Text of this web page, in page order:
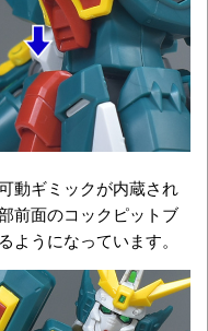
動ギミックが内蔵され
前面のコックピットブ
ようになっています。